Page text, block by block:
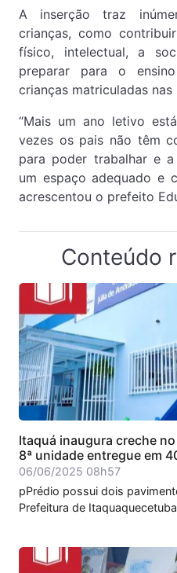
A inserção traz
crianças, como
físico, intelectual, a
preparar para o
crianças matriculadas
“Mais um ano letivo
vezes os pais não têm
para poder trabalhar e
um espaço adequado e
acrescentou o prefeito
Conteúdo
Itaquá inaugura creche
8ª unidade entregue em
06/06/2025 08h57
pPrédio possui dois
Prefeitura de